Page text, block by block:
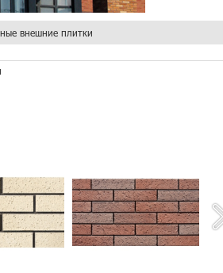
внешние плитки